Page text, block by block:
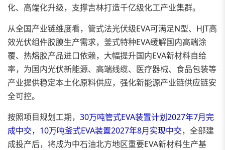
化、高端化升级，支撑吉林打造千亿级化工产业集群。
从全国产业链维度看，管式法光伏级EVA可满足N型、HJT高
效光伏组件胶膜生产需求，釜式特种EVA缓解国内高端涂
覆、热熔胶产品进口依赖，大幅提升国内EVA新材料自给
率，为国内光伏新能源、高端线缆、医疗器械、食品包装等
产业提供稳定本土化原料供应，强化新能源产业链供应链安
全可控。
按照项目规划工期， 30万吨管式EVA装置计划2027年7月完
成中交，10万吨釜式EVA装置2027年8月实现中交，全部建
成投产后，将成为中石油北方地区重要EVA新材料生产基